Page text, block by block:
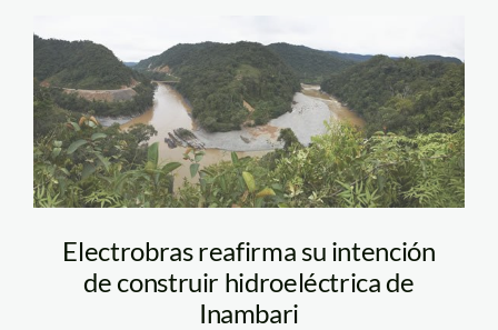
inambari_tm
Electrobras reafirma su intención
de construir hidroeléctrica de
Inambari